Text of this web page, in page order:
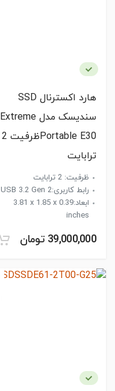
هارد اکسترنال SSD
سندیسک مدل Extreme
Portable E30ظرفیت 2
ترابایت
ظرفیت: 2 ترابایت
رابط کاربری:USB 3.2 Gen 2
ابعاد:‎3.81 x 1.85 x 0.39
inches
39,000,000 تومان